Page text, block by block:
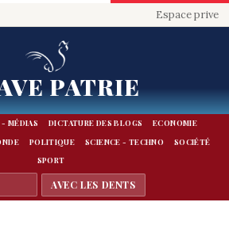
Espace prive
PATRIE
MÉDIAS DICTATURE DES BLOGS
ECONOMIE
POLITIQUE SCIENCE - TECHNO
SOCIÉTÉ
SPORT